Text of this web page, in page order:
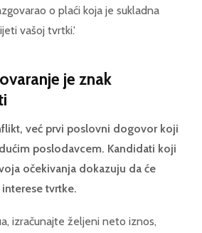
o plaći koja je sukladna
vašoj tvrtki.'
je znak
već prvi poslovni dogovor koji
poslodavcem. Kandidati koji
očekivanja dokazuju da će
tvrtke.
izračunajte željeni neto iznos,